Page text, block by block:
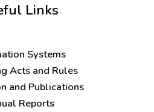
Links
Systems
Acts and Rules
and Publications
Reports